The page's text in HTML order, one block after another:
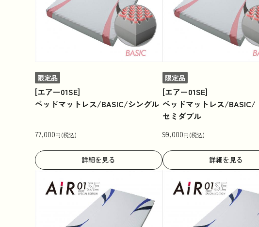
限定品
[エアー01SE]
ベッドマットレス/BASIC/シングル
77,000円(税込)
詳細を見る
限定品
[エアー01SE]
ベッドマットレス/BASIC/
セミダブル
99,000円(税込)
詳細を見る